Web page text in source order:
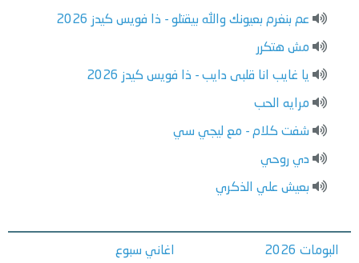
عم بنغرم بعيونك والله بيقتلو - ذا فويس كيدز 2026
مش هتكرر
يا غايب انا قلبى دايب - ذا فويس كيدز 2026
مرايه الحب
شفت كلام - مع ليجي سي
دي روحي
بعيش علي الذكري
البومات 2026 اغاني سبوع